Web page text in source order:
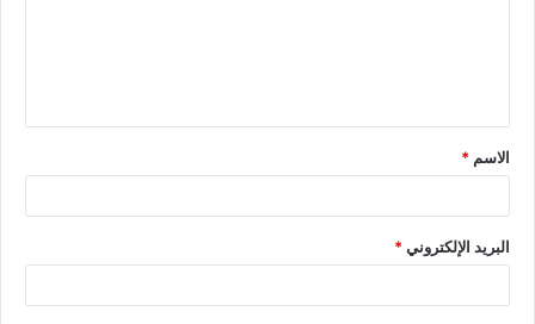
الاسم *
البريد الإلكتروني*